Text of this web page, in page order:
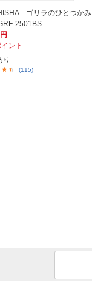
ゴリラのひとつかみ
2501BS
ント
り
(115)